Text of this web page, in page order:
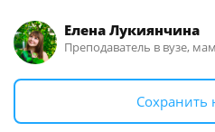
Елена Лукиянчина
Преподаватель в вузе,
Сохранить